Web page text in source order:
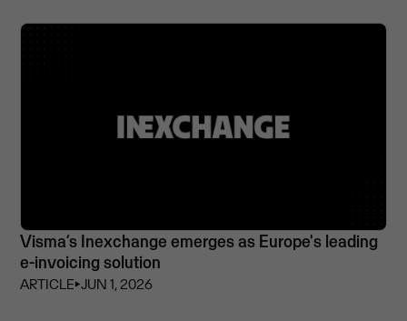
Visma’s Inexchange emerges as Europe's leading
e-invoicing solution
ARTICLE⏵JUN 1, 2026